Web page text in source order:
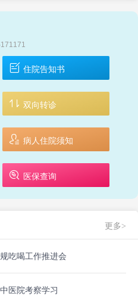
住院告知书
双向转诊
病人住院须知
医保查询
更多>
吃喝工作推进会
医院考察学习